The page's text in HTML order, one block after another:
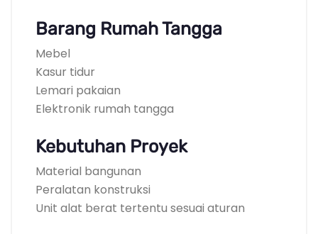
Barang Rumah Tangga
Mebel
Kasur tidur
Lemari pakaian
Elektronik rumah tangga
Kebutuhan Proyek
Material bangunan
Peralatan konstruksi
Unit alat berat tertentu sesuai aturan